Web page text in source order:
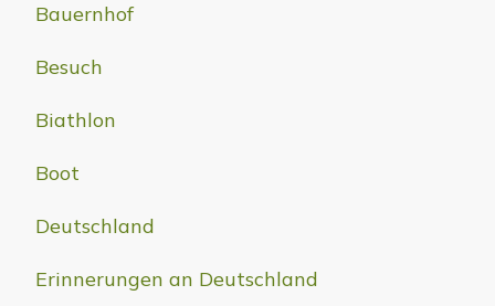
Bauernhof
Besuch
Biathlon
Boot
Deutschland
Erinnerungen an Deutschland